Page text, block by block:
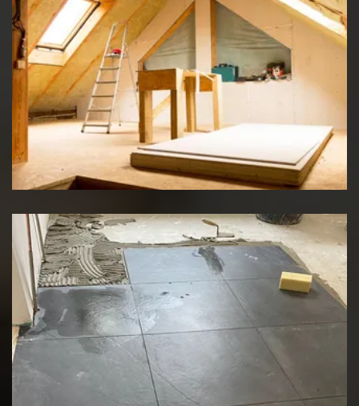
Travaux d'isolation
Rénovation de sol